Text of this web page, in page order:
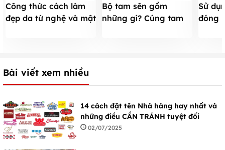
Công thức cách làm
đẹp da từ nghệ và mật
Bộ tam sên gồm
những gì? Cúng tam
Sử
đóng
Bài viết xem nhiều
14 cách đặt tên Nhà hàng hay nhất và
những điều CẦN TRÁNH tuyệt đối
02/07/2025